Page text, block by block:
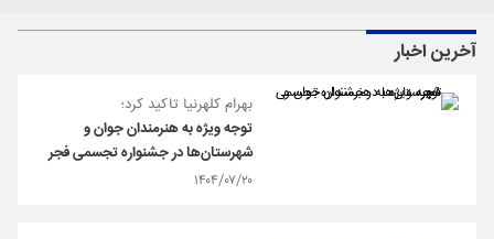
آخرین اخبار
بهرام کلهرنیا تاکید کرد؛
توجه ویژه به هنرمندان جوان و
شهرستان‌ها در جشنواره تجسمی فجر
۱۴۰۴/۰۷/۲۰